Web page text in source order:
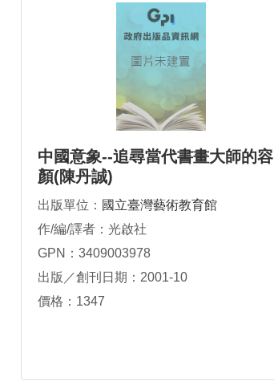
中國意象--追尋當代書畫大師的容
顏(陳丹誠)
出版單位： 國立臺灣藝術教育館
作/編/譯者：光啟社
GPN：3409003978
出版／創刊日期：2001-10
價格：1347